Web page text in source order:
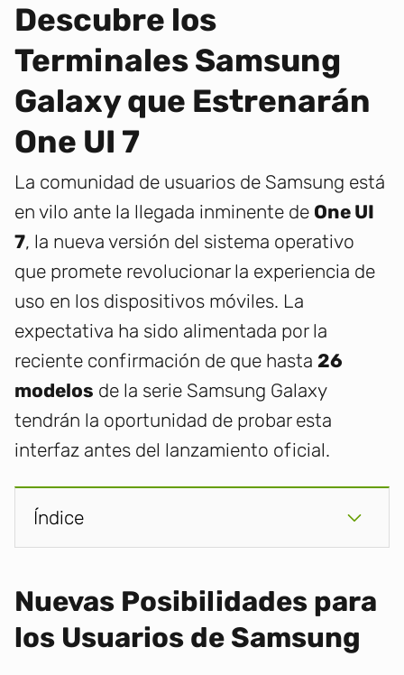
Descubre los
Terminales Samsung
Galaxy que Estrenarán
One UI 7
La comunidad de usuarios de Samsung está
en vilo ante la llegada inminente de One UI
7, la nueva versión del sistema operativo
que promete revolucionar la experiencia de
uso en los dispositivos móviles. La
expectativa ha sido alimentada por la
reciente confirmación de que hasta 26
modelos de la serie Samsung Galaxy
tendrán la oportunidad de probar esta
interfaz antes del lanzamiento oficial.
Índice
Nuevas Posibilidades para
los Usuarios de Samsung